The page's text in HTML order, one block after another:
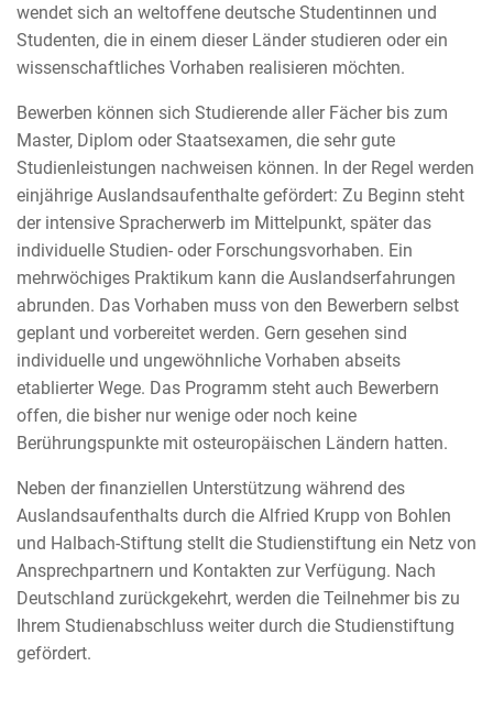
wendet sich an weltoffene deutsche Studentinnen und
Studenten, die in einem dieser Länder studieren oder ein
wissenschaftliches Vorhaben realisieren möchten.
Bewerben können sich Studierende aller Fächer bis zum
Master, Diplom oder Staatsexamen, die sehr gute
Studienleistungen nachweisen können. In der Regel werden
einjährige Auslandsaufenthalte gefördert: Zu Beginn steht
der intensive Spracherwerb im Mittelpunkt, später das
individuelle Studien- oder Forschungsvorhaben. Ein
mehrwöchiges Praktikum kann die Auslandserfahrungen
abrunden. Das Vorhaben muss von den Bewerbern selbst
geplant und vorbereitet werden. Gern gesehen sind
individuelle und ungewöhnliche Vorhaben abseits
etablierter Wege. Das Programm steht auch Bewerbern
offen, die bisher nur wenige oder noch keine
Berührungspunkte mit osteuropäischen Ländern hatten.
Neben der finanziellen Unterstützung während des
Auslandsaufenthalts durch die Alfried Krupp von Bohlen
und Halbach-Stiftung stellt die Studienstiftung ein Netz von
Ansprechpartnern und Kontakten zur Verfügung. Nach
Deutschland zurückgekehrt, werden die Teilnehmer bis zu
Ihrem Studienabschluss weiter durch die Studienstiftung
gefördert.